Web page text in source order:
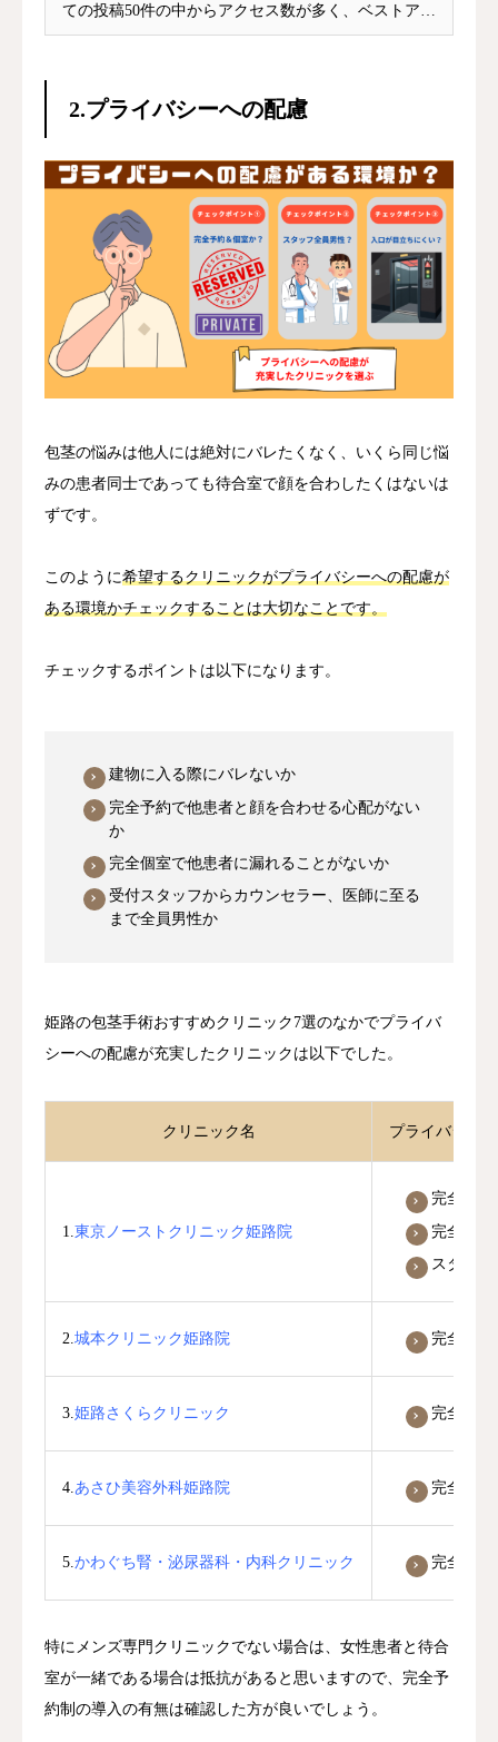
ての投稿50件の中からアクセス数が多く、ベストアン
サ...
2.プライバシーへの配慮
包茎の悩みは他人には絶対にバレたくなく、いくら同じ悩
みの患者同士であっても待合室で顔を合わしたくはないは
ずです。
このように希望するクリニックがプライバシーへの配慮が
ある環境かチェックすることは大切なことです。
チェックするポイントは以下になります。
建物に入る際にバレないか
完全予約で他患者と顔を合わせる心配がない
か
完全個室で他患者に漏れることがないか
受付スタッフからカウンセラー、医師に至る
まで全員男性か
姫路の包茎手術おすすめクリニック7選のなかでプライバ
シーへの配慮が充実したクリニックは以下でした。
クリニック名 プライバシー
1. 東京ノーストクリニック姫路院
完全予約
完全個室
スタッ
2. 城本クリニック姫路院 完全予約
3. 姫路さくらクリニック 完全個室
4. あさひ美容外科姫路院 完全予約
5. かわぐち腎・泌尿器科・内科クリニック 完全予約
特にメンズ専門クリニックでない場合は、女性患者と待合
室が一緒である場合は抵抗があると思いますので、完全予
約制の導入の有無は確認した方が良いでしょう。